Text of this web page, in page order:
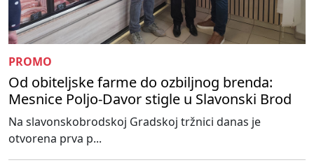
PROMO
Od obiteljske farme do ozbiljnog brenda:
Mesnice Poljo-Davor stigle u Slavonski Brod
Na slavonskobrodskoj Gradskoj tržnici danas je
otvorena prva p...